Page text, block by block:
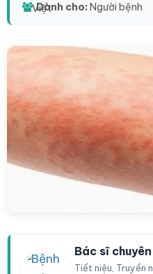
Dành cho: Người bệnh
Bác sĩ
Tiết niệu, Truyền